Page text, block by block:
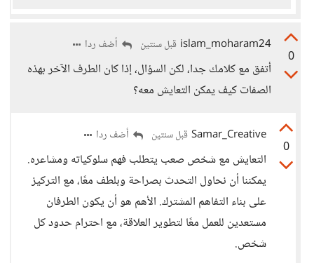
0
islam_moharam24 قبل سنتين أضف ردا
أتفق مع كلامك جدا، لكن السؤال، إذا كان الطرف الآخر بهذه
الصفات كيف يمكن التعايش معه؟
0
Samar_Creative قبل سنتين أضف ردا
التعايش مع شخص صعب يتطلب فهم سلوكياته ومشاعره.
يمكننا أن نحاول التحدث بصراحة وبلطف معًا، مع التركيز
على بناء التفاهم المشترك. الأهم هو أن يكون الطرفان
مستعدين للعمل معًا لتطوير العلاقة، مع احترام حدود كل
شخص.